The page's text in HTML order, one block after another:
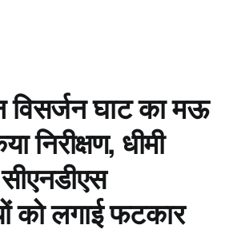
विसर्जन घाट का मऊ
निरीक्षण, धीमी
को लगाई फटकार